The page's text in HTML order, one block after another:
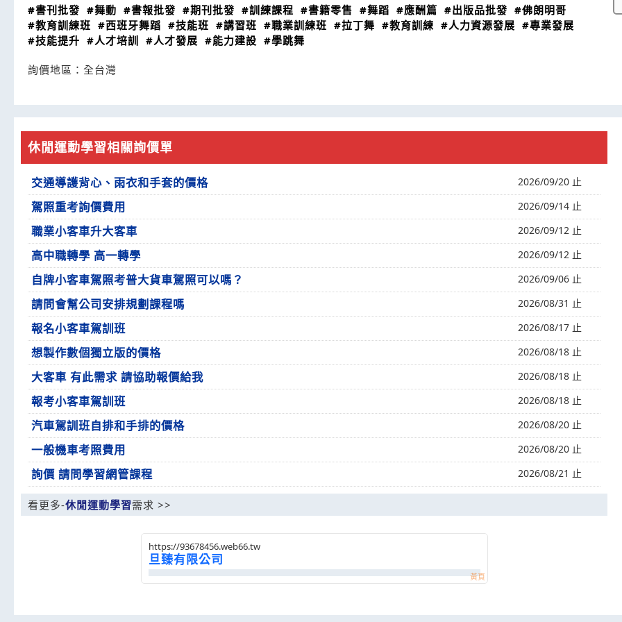
#書刊批發 #舞動 #書報批發 #期刊批發 #訓練課程 #書籍零售 #舞蹈 #應酬篇 #出版品批發 #佛朗明哥
#教育訓練班 #西班牙舞蹈 #技能班 #講習班 #職業訓練班 #拉丁舞 #教育訓練 #人力資源發展 #專業發展
#技能提升 #人才培訓 #人才發展 #能力建設 #學跳舞
詢價地區： 全台灣
休閒運動學習相關詢價單
交通導護背心、雨衣和手套的價格 2026/09/20 止
駕照重考詢價費用 2026/09/14 止
職業小客車升大客車 2026/09/12 止
高中職轉學 高一轉學 2026/09/12 止
自牌小客車駕照考普大貨車駕照可以嗎？ 2026/09/06 止
請問會幫公司安排規劃課程嗎 2026/08/31 止
報名小客車駕訓班 2026/08/17 止
想製作數個獨立版的價格 2026/08/18 止
大客車 有此需求 請協助報價給我 2026/08/18 止
報考小客車駕訓班 2026/08/18 止
汽車駕訓班自排和手排的價格 2026/08/20 止
一般機車考照費用 2026/08/20 止
詢價 請問學習網管課程 2026/08/21 止
看更多-休閒運動學習需求 >>
https://93678456.web66.tw
旦臻有限公司